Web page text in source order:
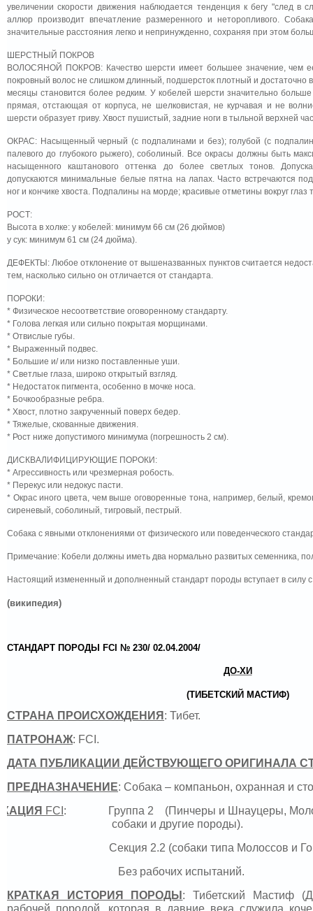
увеличении скорости движения наблюдается тенденция к бегу "след в
аллюр производит впечатление размеренного и неторопливого.
значительные расстояния легко и непринужденно, сохраняя при этом
ШЕРСТНЫЙ ПОКРОВ
ВОЛОСЯНОЙ ПОКРОВ: Качество шерсти имеет большее значение, чем ее
покровный волос не слишком длинный, подшерсток плотный и достаточно
месяцы становится более редким. У кобелей шерсти значительно
прямая, отстающая от корпуса, не шелковистая, не курчавая и не
шерсти образует гриву. Хвост пушистый, задние ноги в тыльной верхней
ОКРАС: Насыщенный черный (с подпалинами и без); голубой (с
палевого до глубокого рыжего), соболиный. Все окрасы должны быть
насыщенного каштанового оттенка до более светлых тонов.
допускаются минимальные белые пятна на лапах. Часто встречаются
ног и кончике хвоста. Подпалины на морде; красивые отметины вокруг глаз
РОСТ:
Высота в холке: у кобелей: минимум 66 см (26 дюймов)
у сук: минимум 61 см (24 дюйма).
ДЕФЕКТЫ: Любое отклонение от вышеназванных пунктов считается
тем, насколько сильно он отличается от стандарта.
ПОРОКИ:
* Физическое несоответствие оговоренному стандарту.
* Голова легкая или сильно покрытая морщинами.
* Отвислые губы.
* Выраженный подвес.
* Большие и/ или низко поставленные уши.
* Светлые глаза, широко открытый взгляд.
* Недостаток пигмента, особенно в мочке носа.
* Бочкообразные ребра.
* Хвост, плотно закрученный поверх бедер.
* Тяжелые, скованные движения.
* Рост ниже допустимого минимума (погрешность 2 см).
ДИСКВАЛИФИЦИРУЮЩИЕ ПОРОКИ:
* Агрессивность или чрезмерная робость.
* Перекус или недокус пасти.
* Окрас иного цвета, чем выше оговоренные тона, например, белый,
сиреневый, соболиный, тигровый, пестрый.
Собака с явными отклонениями от физического или поведенческого
Примечание: Кобели должны иметь два нормально развитых семенника,
Настоящий измененный и дополненный стандарт породы вступает в силу
(википедия)
СТАНДАРТ ПОРОДЫ FCI № 230/ 02.04.2004/
ДО-ХИ
(ТИБЕТСКИЙ МАСТИФ)
СТРАНА ПРОИСХОЖДЕНИЯ : Тибет.
ПАТРОНАЖ: FCI .
ДАТА ПУБЛИКАЦИИ ДЕЙСТВУЮЩЕГО ОРИГИНАЛА
ПРЕДНАЗНАЧЕНИЕ: Собака – компаньон, охранная и
FCI : Группа 2 (Пинчеры и Шнауцеры,
собаки и другие породы).
Секция 2.2 (собаки типа Молоссов и
Без рабочих испытаний.
КРАТКАЯ ИСТОРИЯ ПОРОДЫ :Тибетский Мастиф